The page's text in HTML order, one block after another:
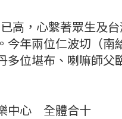
，心繫著眾生及台
今年兩位仁波切（
位堪布、喇嘛師
體合十